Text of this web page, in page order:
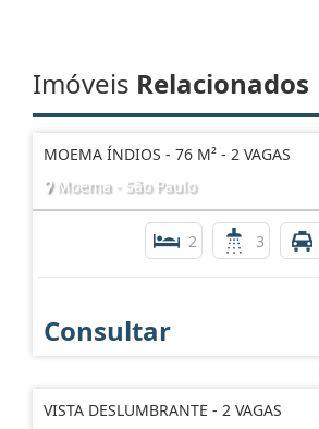
Imóveis Relacionados
MOEMA ÍNDIOS - 76 M² - 2 VAGAS
Moema - São Paulo
2 3
Consultar
VISTA DESLUMBRANTE - 2 VAGAS